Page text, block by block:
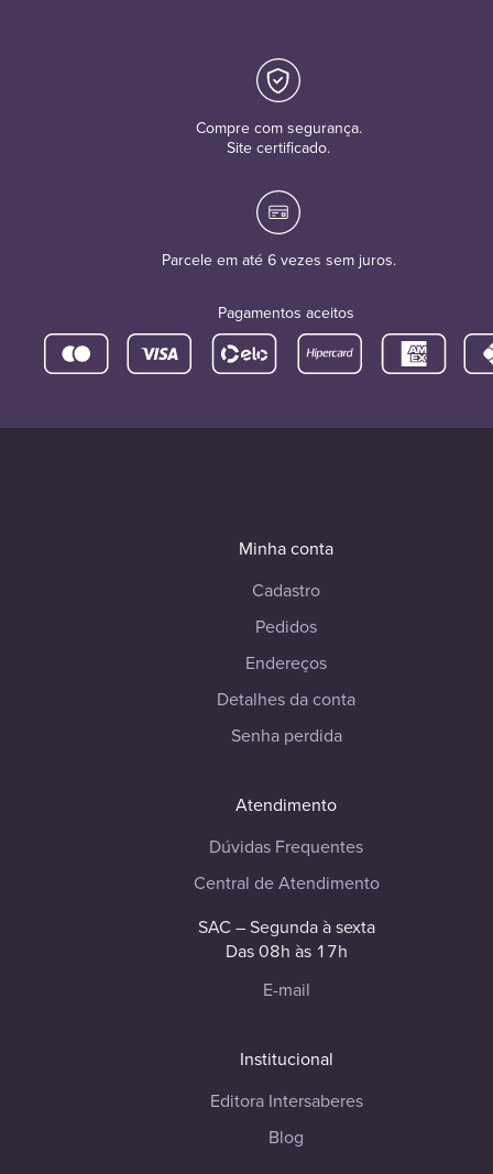
Compre com segurança.
Site certificado.
Parcele em até 6 vezes sem juros.
Pagamentos aceitos
Minha conta
Cadastro
Pedidos
Endereços
Detalhes da conta
Senha perdida
Atendimento
Dúvidas Frequentes
Central de Atendimento
SAC – Segunda à sexta
Das 08h às 17h
E-mail
Institucional
Editora Intersaberes
Blog